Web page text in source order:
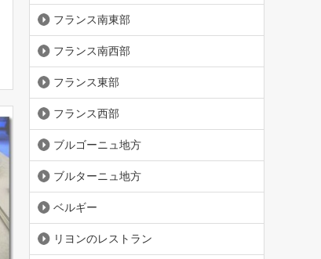
フランス南東部
フランス南西部
フランス東部
フランス西部
ブルゴーニュ地方
ブルターニュ地方
ベルギー
リヨンのレストラン